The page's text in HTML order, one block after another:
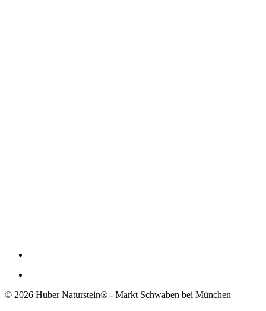
© 2026 Huber Naturstein® - Markt Schwaben bei München